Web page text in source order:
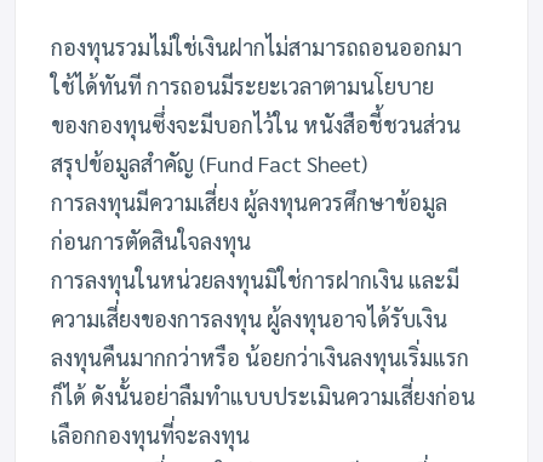
กองทุนรวมไม่ใช่เงินฝากไม่สามารถถอนออกมา
ใช้ได้ทันที การถอนมีระยะเวลาตามนโยบาย
ของกองทุนซึ่งจะมีบอกไว้ใน หนังสือชี้ชวนส่วน
สรุปข้อมูลสำคัญ (Fund Fact Sheet)
การลงทุนมีความเสี่ยง ผู้ลงทุนควรศึกษาข้อมูล
ก่อนการตัดสินใจลงทุน
การลงทุนในหน่วยลงทุนมิใช่การฝากเงิน และมี
ความเสี่ยงของการลงทุน ผู้ลงทุนอาจได้รับเงิน
ลงทุนคืนมากกว่าหรือ น้อยกว่าเงินลงทุนเริ่มแรก
ก็ได้ ดังนั้นอย่าลืมทำแบบประเมินความเสี่ยงก่อน
เลือกกองทุนที่จะลงทุน